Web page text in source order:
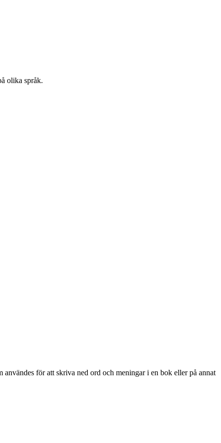
olika språk.
för att skriva ned ord och meningar i en bok eller på annat